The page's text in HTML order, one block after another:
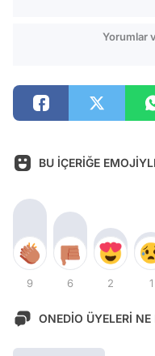
Yorumlar
BU İÇERİĞE
9 6 2 1
ONEDİO ÜYELERİ NE